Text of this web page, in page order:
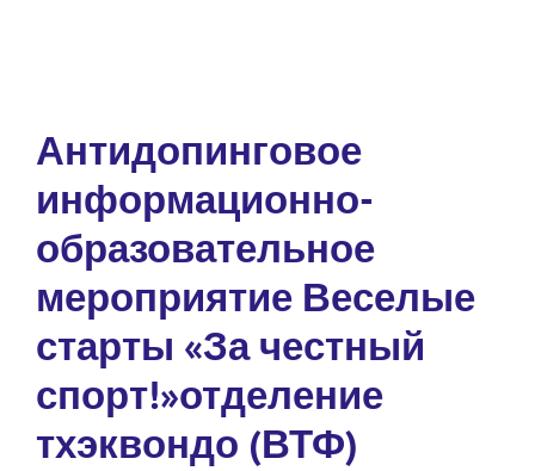
Антидопинговое
информационно-
образовательное
мероприятие Веселые
старты «За честный
спорт!»отделение
тхэквондо (ВТФ)